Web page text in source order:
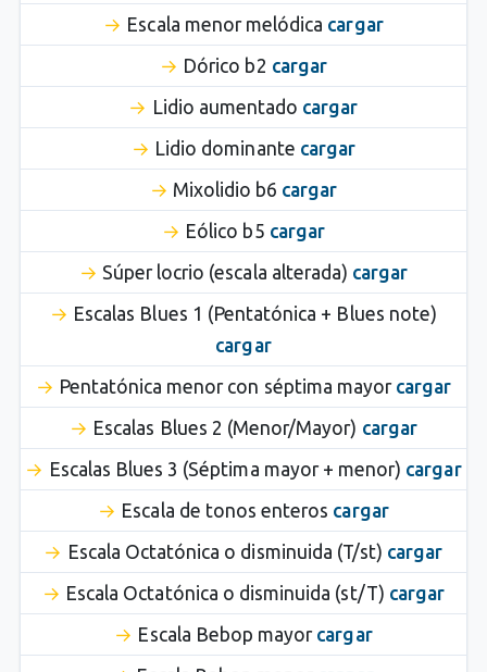
Escala menor melódica cargar
Dórico b2 cargar
Lidio aumentado cargar
Lidio dominante cargar
Mixolidio b6 cargar
Eólico b5 cargar
Súper locrio (escala alterada) cargar
Escalas Blues 1 (Pentatónica + Blues note)
cargar
Pentatónica menor con séptima mayor cargar
Escalas Blues 2 (Menor/Mayor) cargar
Escalas Blues 3 (Séptima mayor + menor) cargar
Escala de tonos enteros cargar
Escala Octatónica o disminuida (T/st) cargar
Escala Octatónica o disminuida (st/T) cargar
Escala Bebop mayor cargar